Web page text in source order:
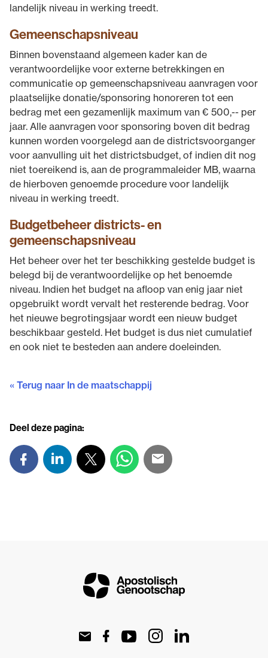
landelijk niveau in werking treedt.
Gemeenschapsniveau
Binnen bovenstaand algemeen kader kan de
verantwoordelijke voor externe betrekkingen en
communicatie op gemeenschapsniveau aanvragen voor
plaatselijke donatie/sponsoring honoreren tot een
bedrag met een gezamenlijk maximum van € 500,-- per
jaar. Alle aanvragen voor sponsoring boven dit bedrag
kunnen worden voorgelegd aan de districtsvoorganger
voor aanvulling uit het districtsbudget, of indien dit nog
niet toereikend is, aan de programmaleider MB, waarna
de hierboven genoemde procedure voor landelijk
niveau in werking treedt.
Budgetbeheer districts- en
gemeenschapsniveau
Het beheer over het ter beschikking gestelde budget is
belegd bij de verantwoordelijke op het benoemde
niveau. Indien het budget na afloop van enig jaar niet
opgebruikt wordt vervalt het resterende bedrag. Voor
het nieuwe begrotingsjaar wordt een nieuw budget
beschikbaar gesteld. Het budget is dus niet cumulatief
en ook niet te besteden aan andere doeleinden.
« Terug naar In de maatschappij
Deel deze pagina: